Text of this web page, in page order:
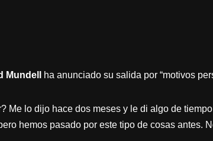
Mundell ha anunciado su salida por “motivos
Me lo dijo hace dos meses y le di algo de
hemos pasado por este tipo de cosas antes.